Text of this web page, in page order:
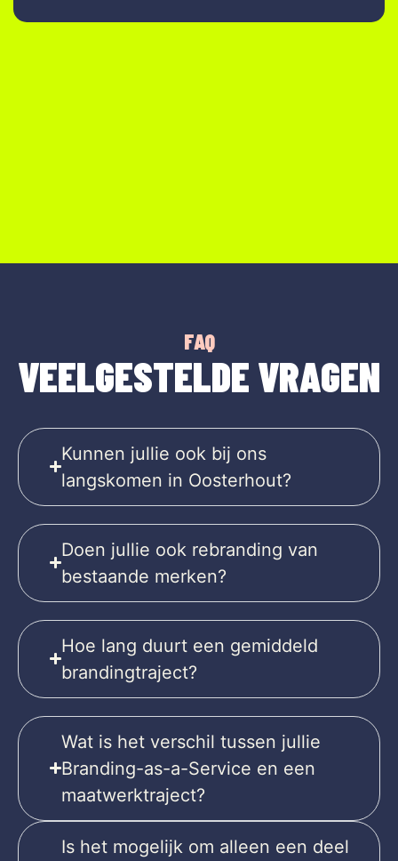
FAQ
VEELGESTELDE VRAGEN
Kunnen jullie ook bij ons
langskomen in Oosterhout?
Doen jullie ook rebranding van
bestaande merken?
Hoe lang duurt een gemiddeld
brandingtraject?
Wat is het verschil tussen jullie
Branding-as-a-Service en een
maatwerktraject?
Is het mogelijk om alleen een deel